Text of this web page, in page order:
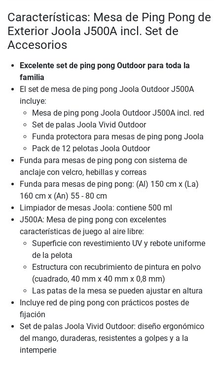
Características: Mesa de Ping Pong de
Exterior Joola J500A incl. Set de
Accesorios
Excelente set de ping pong Outdoor para toda la
familia
El set de mesa de ping pong Joola Outdoor J500A
incluye:
Mesa de ping pong Joola Outdoor J500A incl. red
Set de palas Joola Vivid Outdoor
Funda protectora para mesas de ping pong Joola
Pack de 12 pelotas Joola Outdoor
Funda para mesas de ping pong con sistema de
anclaje con velcro, hebillas y correas
Funda para mesas de ping pong: (Al) 150 cm x (La)
160 cm x (An) 55 - 80 cm
Limpiador de mesas Joola: contiene 500 ml
J500A: Mesa de ping pong con excelentes
características de juego al aire libre:
Superficie con revestimiento UV y rebote uniforme
de la pelota
Estructura con recubrimiento de pintura en polvo
(cuadrado, 40 mm x 40 mm x 0,8 mm)
Las patas de la mesa se pueden ajustar en altura
Incluye red de ping pong con prácticos postes de
fijación
Set de palas Joola Vivid Outdoor: diseño ergonómico
del mango, duraderas, resistentes a golpes y a la
intemperie